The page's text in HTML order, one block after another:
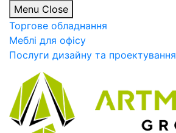
Menu Close
Торгове обладнання
Меблі для офісу
Послуги дизайну та проектування